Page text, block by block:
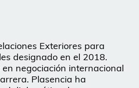
Exteriores para
designado en el 2018.
negociación internacional
Plasencia ha